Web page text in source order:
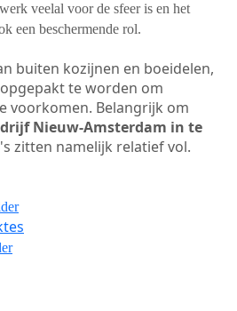
veelal voor de sfeer is en het
een beschermende rol.
buiten kozijnen en boeidelen,
te worden om
voorkomen. Belangrijk om
Nieuw-Amsterdam in te
zitten namelijk relatief vol.